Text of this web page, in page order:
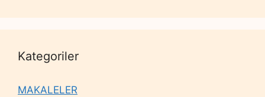
Kategoriler
MAKALELER